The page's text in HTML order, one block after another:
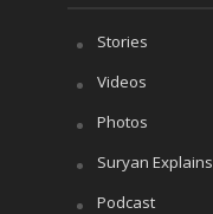
Stories
Videos
Photos
Suryan Explains
Podcast